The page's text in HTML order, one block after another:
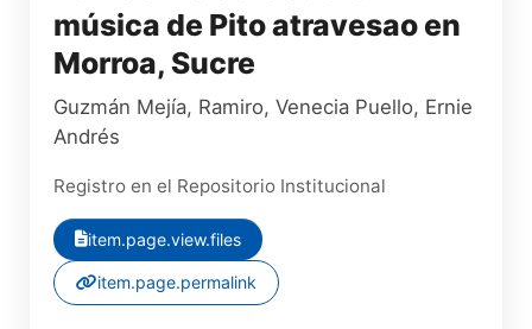
música de Pito atravesao en
Morroa, Sucre
Guzmán Mejía, Ramiro,Venecia Puello, Ernie
Andrés
Registro en el Repositorio Institucional
item.page.view.files
item.page.permalink